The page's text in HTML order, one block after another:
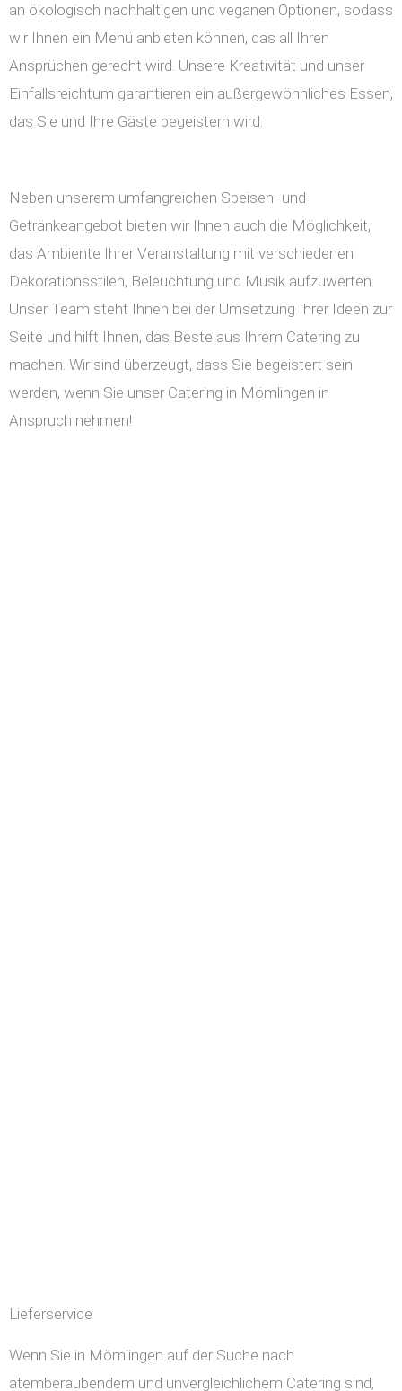
an ökologisch nachhaltigen und veganen Optionen, sodass
wir Ihnen ein Menü anbieten können, das all Ihren
Ansprüchen gerecht wird. Unsere Kreativität und unser
Einfallsreichtum garantieren ein außergewöhnliches Essen,
das Sie und Ihre Gäste begeistern wird.
Neben unserem umfangreichen Speisen- und
Getränkeangebot bieten wir Ihnen auch die Möglichkeit,
das Ambiente Ihrer Veranstaltung mit verschiedenen
Dekorationsstilen, Beleuchtung und Musik aufzuwerten.
Unser Team steht Ihnen bei der Umsetzung Ihrer Ideen zur
Seite und hilft Ihnen, das Beste aus Ihrem Catering zu
machen. Wir sind überzeugt, dass Sie begeistert sein
werden, wenn Sie unser Catering in Mömlingen in
Anspruch nehmen!
Lieferservice
Wenn Sie in Mömlingen auf der Suche nach
atemberaubendem und unvergleichlichem Catering sind,